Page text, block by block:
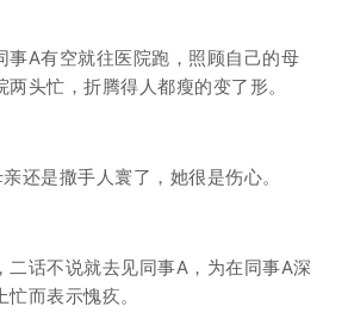
事A有空就往医院跑，照顾自己的母
头忙，折腾得人都瘦的变了形。
还是撒手人寰了，她很是伤心。
二话不说就去见同事A，为在同事A深
而表示愧疚。